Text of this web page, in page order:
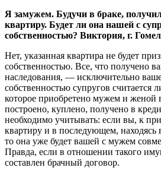
Я замужем. Будучи в браке,
квартиру. Будет ли она нашей с
собственностью? Виктория, г.
Нет, указанная квартира не будет
собственностью. Все, что получено
наследования, — исключительно
собственностью супругов считается
которое приобретено мужем и женой
построено, куплено, получено в
необходимо учитывать: если вы, к
квартиру и в последующем, находясь
то она уже будет вашей с мужем
Правда, если в отношении такого
составлен брачный договор.